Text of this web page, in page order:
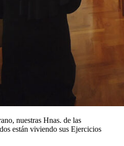
nuestras Hnas. de las
están viviendo sus Ejercicios